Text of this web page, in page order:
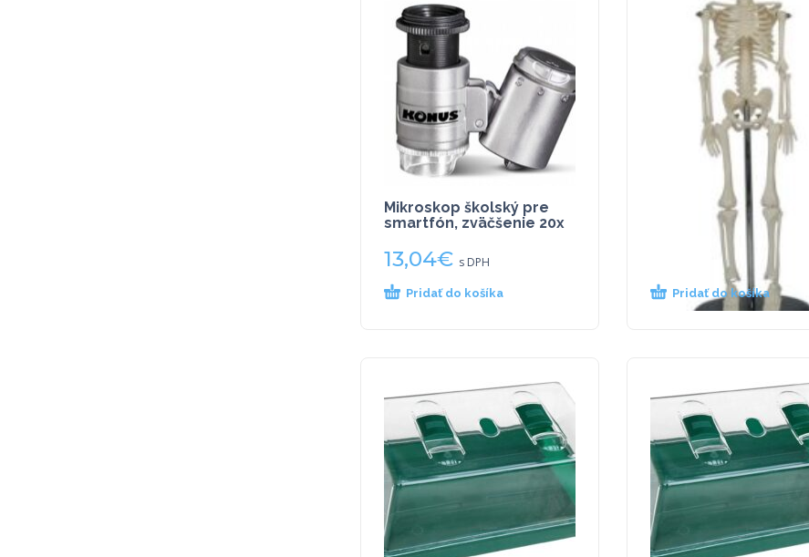
Mikroskop školský pre
smartfón, zväčšenie 20x
13,04€ s DPH
Pridať do košíka
Mini kostra, 45cm –
ekonomický model
€ s DPH
Pridať do košíka